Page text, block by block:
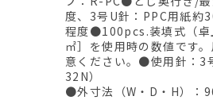
度、3号U針：PPC用紙約
程度●100pcs.装填式（卓
㎡］を使用時の数値です
意ください。●使用針：3
32N）
●外寸法（W・D・H）：